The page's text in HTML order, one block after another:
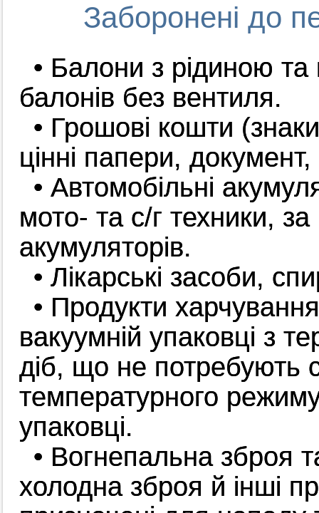
Заборонені до
• Балони з рідиною та
балонів без вентиля.
• Грошові кошти
цінні папери,
• Автомобільні
мото- та с/г техники,
акумуляторів.
• Лікарські засоби,
• Продукти
вакуумній упаковці з
діб, що не потребують
температурного
упаковці.
• Вогнепальна зброя
холодна зброя й інші